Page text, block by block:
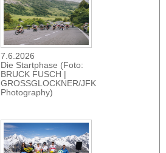
7.6.2026
Die Startphase (Foto:
BRUCK FUSCH |
GROSSGLOCKNER/JFK
Photography)